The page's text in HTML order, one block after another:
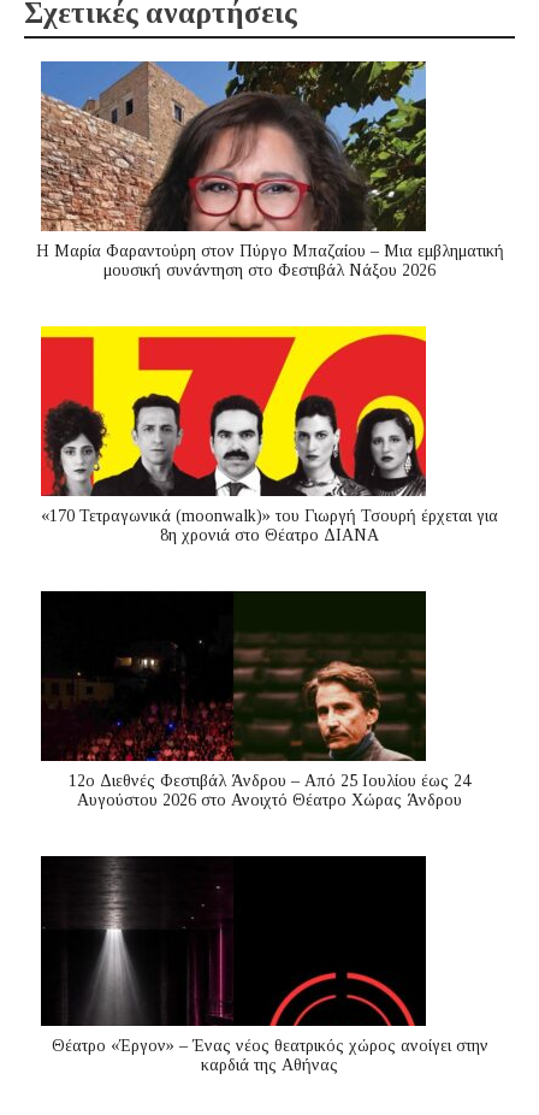
Σχετικές αναρτήσεις
Η Μαρία Φαραντούρη στον Πύργο Μπαζαίου – Μια εμβληματική
μουσική συνάντηση στο Φεστιβάλ Νάξου 2026
«170 Τετραγωνικά (moonwalk)» του Γιωργή Τσουρή έρχεται για
8η χρονιά στο Θέατρο ΔΙΑΝΑ
12ο Διεθνές Φεστιβάλ Άνδρου – Από 25 Ιουλίου έως 24
Αυγούστου 2026 στο Ανοιχτό Θέατρο Χώρας Άνδρου
Θέατρο «Έργον» – Ένας νέος θεατρικός χώρος ανοίγει στην
καρδιά της Αθήνας